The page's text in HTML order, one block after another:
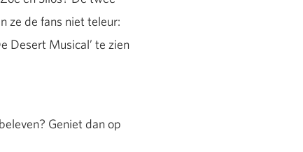
ze de fans niet teleur:
Desert Musical’ te zien
Geniet dan op